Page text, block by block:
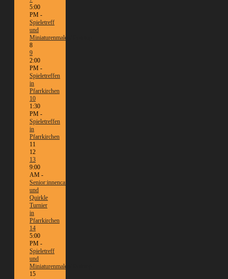
5:00
PM -
Spieletreff
und
Miniaturenmalen/Tabletop
8
9
2:00
PM -
Spieletreffen
in
Pfarrkirchen
10
1:30
PM -
Spieletreffen
in
Pfarrkirchen
11
12
13
9:00
AM -
Senior:innencafé
und
Quirkle
Turnier
in
Pfarrkirchen
14
5:00
PM -
Spieletreff
und
Miniaturenmalen/Tabletop
15